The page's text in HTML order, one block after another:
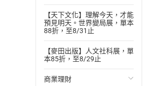
【天下文化】理解今天，才能
預見明天。世界變局展，單本
88折，至8/31止
【麥田出版】人文社科展，單
本85折，至8/29止
商業理財